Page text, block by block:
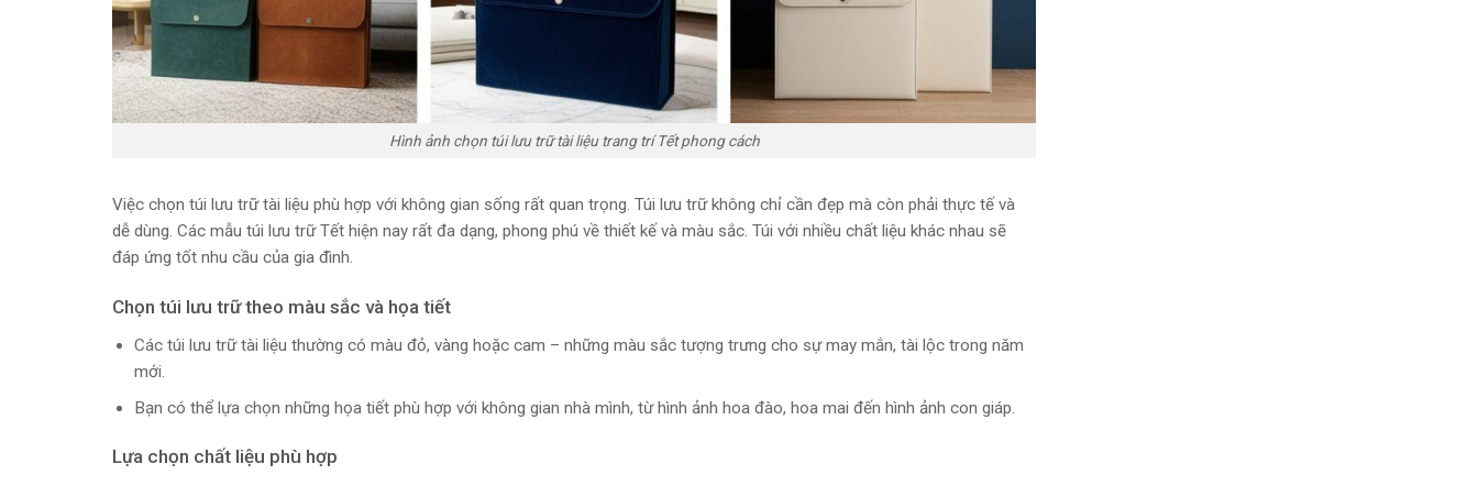
Hình ảnh chọn túi lưu trữ tài liệu trang trí Tết phong cách
Việc chọn túi lưu trữ tài liệu phù hợp với không gian sống rất quan trọng. Túi lưu trữ không chỉ cần đẹp mà còn phải thực tế và
dễ dùng. Các mẫu túi lưu trữ Tết hiện nay rất đa dạng, phong phú về thiết kế và màu sắc. Túi với nhiều chất liệu khác nhau sẽ
đáp ứng tốt nhu cầu của gia đình.
Chọn túi lưu trữ theo màu sắc và họa tiết
Các túi lưu trữ tài liệu thường có màu đỏ, vàng hoặc cam – những màu sắc tượng trưng cho sự may mắn, tài lộc trong năm
mới.
Bạn có thể lựa chọn những họa tiết phù hợp với không gian nhà mình, từ hình ảnh hoa đào, hoa mai đến hình ảnh con giáp.
Lựa chọn chất liệu phù hợp